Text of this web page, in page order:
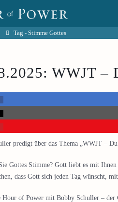
Tag - Stimme Gottes
WWJT –
predigt über das Thema „WWJT –
Gottes Stimme? Gott liebt es mit
dass Gott sich jeden Tag wünscht,
Hour of Power mit Bobby Schuller – der